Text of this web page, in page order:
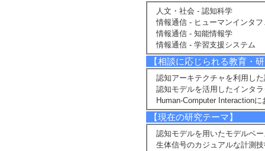
人文・社会 - 認知科学
情報通信 - ヒューマンインタ
情報通信 - 知能情報学
情報通信 - 学習支援システム
【相談に応じられる教育・
認知アーキテクチャを利用し
認知モデルを活用したインタ
Human-Computer Interaction
【現在の研究テーマ】
認知モデルを用いたモデルベ
生体信号のカジュアルな計測